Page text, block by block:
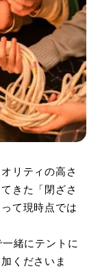
リティの高さ
きた「閉ざさ
て現時点では
緒にテントに
くださいま